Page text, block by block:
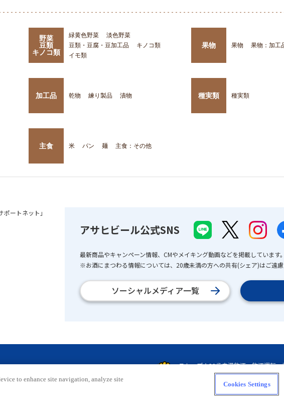
野菜
豆類
キノコ類
緑黄色野菜
淡色野菜
豆類・豆腐・豆加工品
キノコ類
イモ類
果物 果物 果物：加工
加工品 乾物 練り製品 漬物 種実類 種実類
主食 米 パン 麺 主食：その他
ートネット」
アサヒビール公式SNS
最新商品やキャンペーン情報、CMやメイキング動画などを掲載しています。
※お酒にまつわる情報については、20歳未満の方への共有(シェア)はご遠慮
ソーシャルメディア一覧
to enhance site navigation, analyze site
Cookies Settings